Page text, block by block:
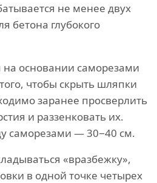
не менее двух
бетона глубокого
на основании саморезами
чтобы скрыть шляпки
заранее просверлить
и раззенковать их.
саморезами — 30−40 см.
«вразбежку»,
в одной точке четырех